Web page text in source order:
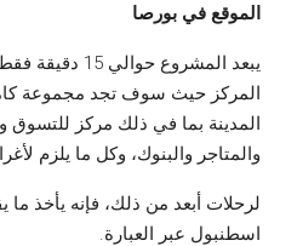
الموقع في بورصا
يبعد المشروع
المركز حيث سوف تجد مجموعة
المدينة بما في ذلك مركز
والمتاجر والبنوك، وكل ما يلزم
اسطنبول عبر العبارة.